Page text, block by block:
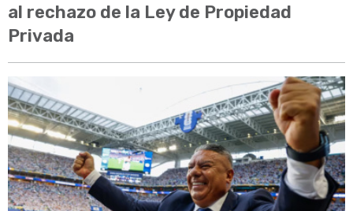
al rechazo de la Ley de Propiedad
Privada